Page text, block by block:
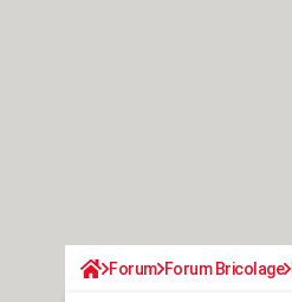
Forum Forum Bricolage